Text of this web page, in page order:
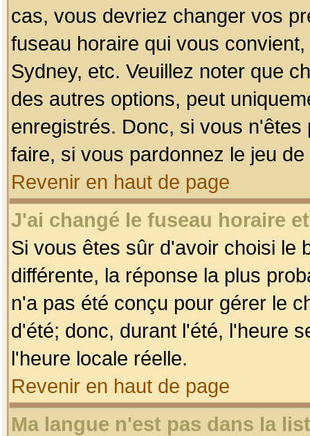
cas, vous devriez changer vos
fuseau horaire qui vous
Sydney, etc. Veuillez noter que
des autres options, peut
enregistrés. Donc, si vous
faire, si vous pardonnez le jeu
Revenir en haut de page
J'ai changé le fuseau horaire
Si vous êtes sûr d'avoir choisi le
différente, la réponse la plus
n'a pas été conçu pour gérer le
d'été; donc, durant l'été, l'heure
l'heure locale réelle.
Revenir en haut de page
Ma langue n'est pas dans la